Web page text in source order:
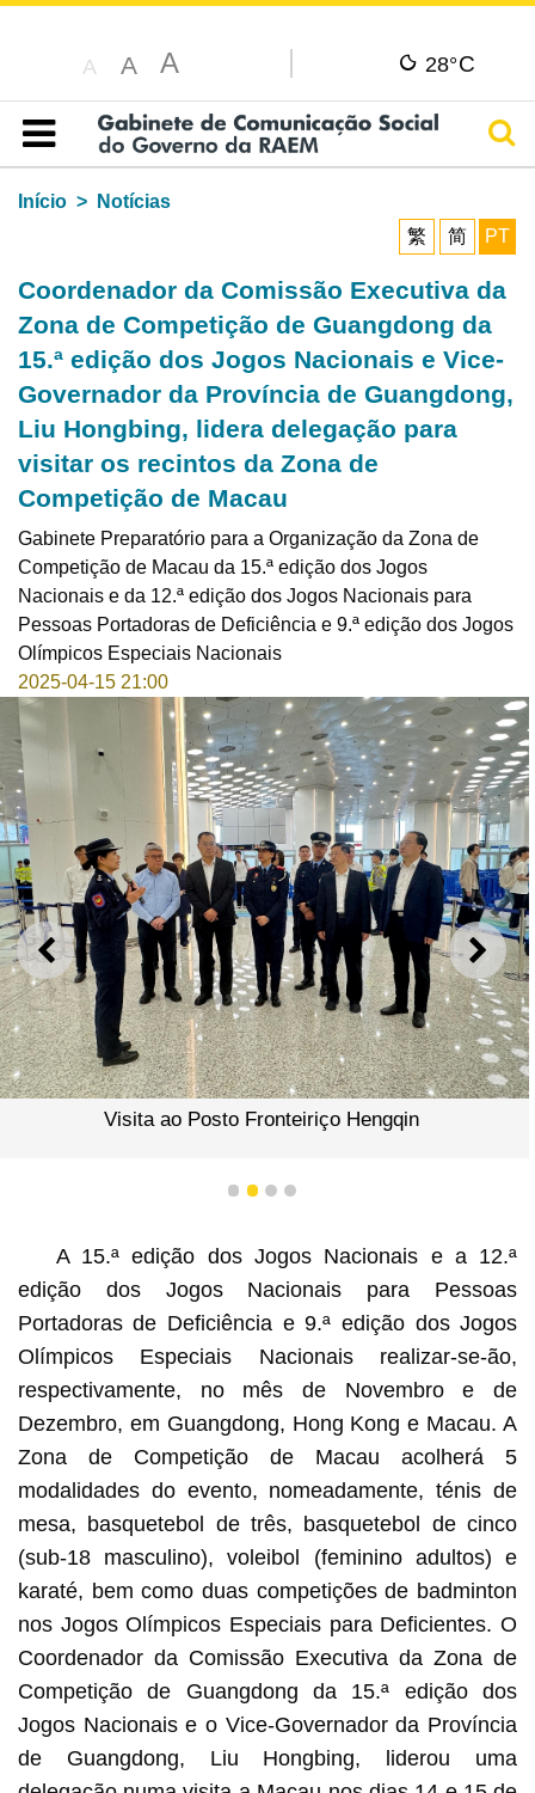
A A A 28°C
Índice
Início
Notícias
繁
简 PT
Coordenador da Comissão Executiva da
Zona de Competição de Guangdong da
15.ª edição dos Jogos Nacionais e Vice-
Governador da Província de Guangdong,
Liu Hongbing, lidera delegação para
visitar os recintos da Zona de
Competição de Macau
Gabinete Preparatório para a Organização da Zona de
Competição de Macau da 15.ª edição dos Jogos
Nacionais e da 12.ª edição dos Jogos Nacionais para
Pessoas Portadoras de Deficiência e 9.ª edição dos Jogos
Olímpicos Especiais Nacionais
2025-04-15 21:00
ANTERIOR
Visita ao Posto Fronteiriço Hengqin
1 2 3 4
A 15.ª edição dos Jogos Nacionais e a 12.ª
edição dos Jogos Nacionais para Pessoas
Portadoras de Deficiência e 9.ª edição dos Jogos
Olímpicos Especiais Nacionais realizar-se-ão,
respectivamente, no mês de Novembro e de
Dezembro, em Guangdong, Hong Kong e Macau. A
Zona de Competição de Macau acolherá 5
modalidades do evento, nomeadamente, ténis de
mesa, basquetebol de três, basquetebol de cinco
(sub-18 masculino), voleibol (feminino adultos) e
karaté, bem como duas competições de badminton
nos Jogos Olímpicos Especiais para Deficientes. O
Coordenador da Comissão Executiva da Zona de
Competição de Guangdong da 15.ª edição dos
Jogos Nacionais e o Vice-Governador da Província
de Guangdong, Liu Hongbing, liderou uma